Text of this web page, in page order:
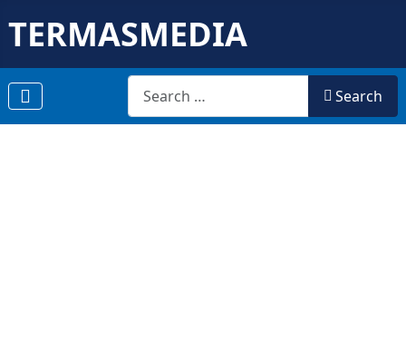
TERMASMEDIA
Search Search